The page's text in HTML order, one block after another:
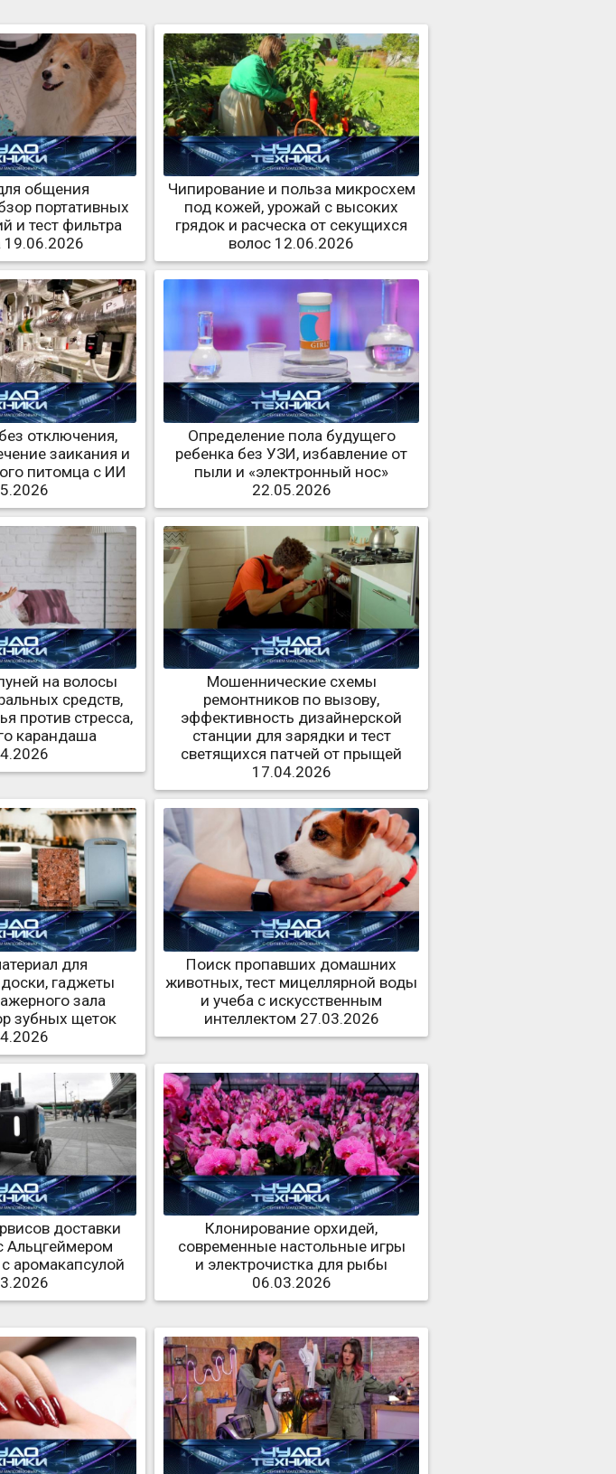
общения
портативных
и тест фильтра
Чипирование и польза микросхем
под кожей, урожай с высоких
грядок и расческа от секущихся
волос 12.06.2026
отключения,
заикания и
питомца с ИИ
Определение пола будущего
ребенка без УЗИ, избавление от
пыли и «электронный нос»
22.05.2026
на волосы
средств,
против стресса,
карандаша
Мошеннические схемы
ремонтников по вызову,
эффективность дизайнерской
станции для зарядки и тест
светящихся патчей от прыщей
17.04.2026
для
гаджеты
зала
зубных щеток
Поиск пропавших домашних
животных, тест мицеллярной воды
и учеба с искусственным
интеллектом 27.03.2026
доставки
Альцгеймером
аромакапсулой
Клонирование орхидей,
современные настольные игры
и электрочистка для рыбы
06.03.2026